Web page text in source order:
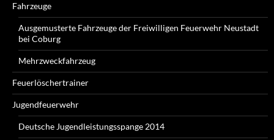
Fahrzeuge
Ausgemusterte Fahrzeuge der Freiwilligen Feuerwehr Neustadt
bei Coburg
Mehrzweckfahrzeug
Feuerlöschertrainer
Jugendfeuerwehr
Deutsche Jugendleistungsspange 2014